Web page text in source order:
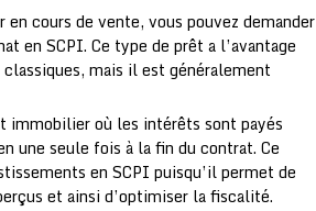
cours de vente, vous pouvez demander
en SCPI. Ce type de prêt a l’avantage
mais il est généralement
immobilier où les intérêts sont payés
une seule fois à la fin du contrat. Ce
en SCPI puisqu’il permet de
et ainsi d’optimiser la fiscalité.